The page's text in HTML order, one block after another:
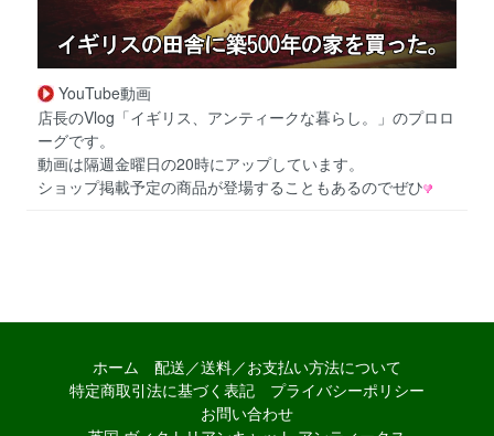
YouTube動画
店長のVlog「イギリス、アンティークな暮らし。」のプロロ
ーグです。
動画は隔週金曜日の20時にアップしています。
ショップ掲載予定の商品が登場することもあるのでぜひ
ホーム
配送／送料／お支払い方法について
特定商取引法に基づく表記
プライバシーポリシー
お問い合わせ